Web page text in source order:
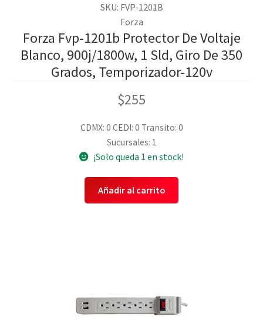
SKU: FVP-1201B
Forza
Forza Fvp-1201b Protector De Voltaje
Blanco, 900j/1800w, 1 Sld, Giro De 350
Grados, Temporizador-120v
$255
CDMX: 0 CEDI: 0 Transito: 0
Sucursales: 1
¡Solo queda 1 en stock!
Añadir al carrito